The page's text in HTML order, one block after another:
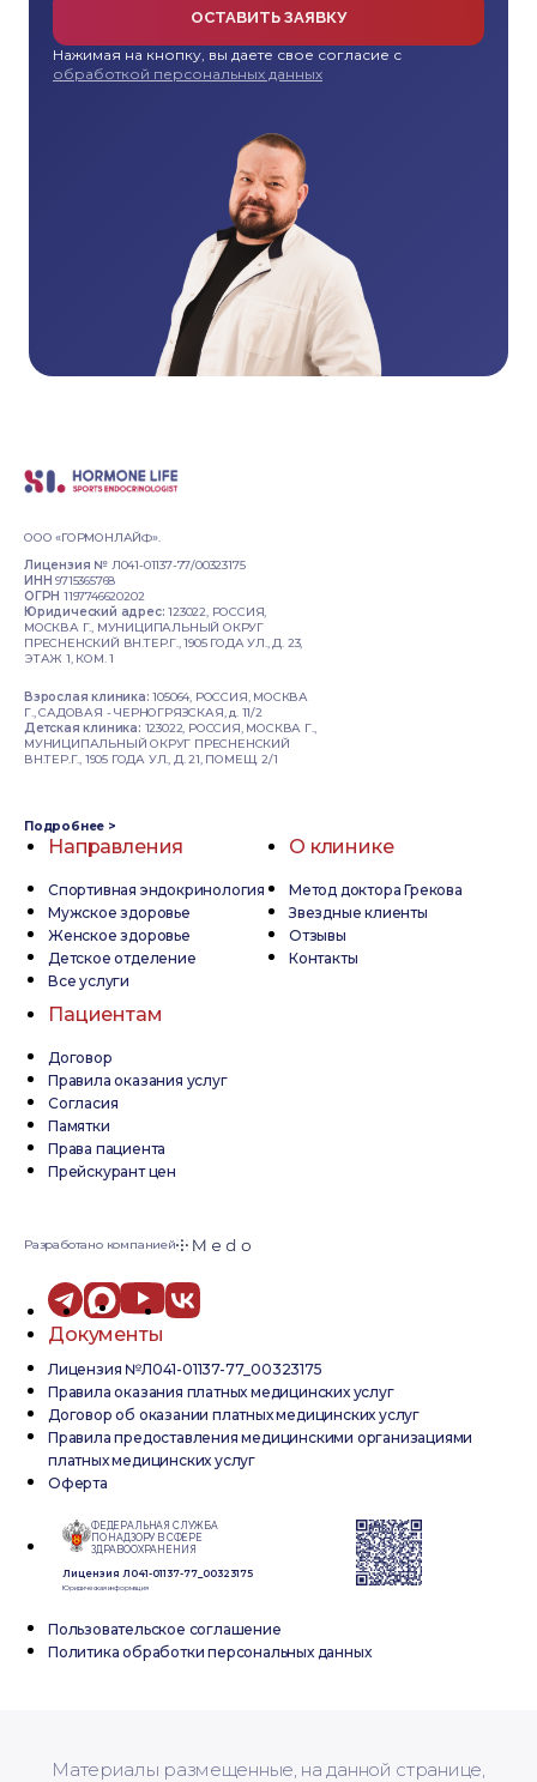
ОСТАВИТЬ ЗАЯВКУ
Нажимая на кнопку, вы даете свое согласие с
обработкой персональных данных
ООО «ГОРМОНЛАЙФ».
Лицензия № Л041-01137-77/00323175
ИНН 9715365768
ОГРН 1197746620202
Юридический адрес:123022, РОССИЯ,
МОСКВА Г., МУНИЦИПАЛЬНЫЙ ОКРУГ
ПРЕСНЕНСКИЙ ВН.ТЕР.Г., 1905 ГОДА УЛ., Д. 23,
ЭТАЖ 1, КОМ. 1
Взрослая клиника: 105064, РОССИЯ, МОСКВА
Г., САДОВАЯ - ЧЕРНОГРЯЗСКАЯ, д. 11/2
Детская клиника: 123022, РОССИЯ, МОСКВА Г.,
МУНИЦИПАЛЬНЫЙ ОКРУГ ПРЕСНЕНСКИЙ
ВН.ТЕР.Г., 1905 ГОДА УЛ., Д. 21, ПОМЕЩ. 2/1
Подробнее >
Направления
Спортивная эндокринология
Мужское здоровье
Женское здоровье
Детское отделение
Все услуги
О клинике
Метод доктора Грекова
Звездные клиенты
Отзывы
Контакты
Пациентам
Договор
Правила оказания услуг
Согласия
Памятки
Права пациента
Прейскурант цен
Разработано компанией
Документы
Лицензия №Л041-01137-77_00323175
Правила оказания платных медицинских услуг
Договор об оказании платных медицинских услуг
Правила предоставления медицинскими организациями
платных медицинских услуг
Оферта
ФЕДЕРАЛЬНАЯ СЛУЖБА
ПО НАДЗОРУ В СФЕРЕ
ЗДРАВООХРАНЕНИЯ
Лицензия Л041-01137-77_00323175
Юридическая информация
Пользовательское соглашение
Политика обработки персональных данных
Материалы размещенные, на данной странице,